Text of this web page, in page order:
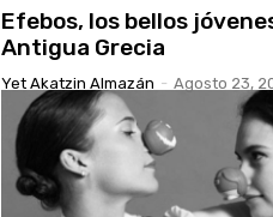
Efebos, los bellos
Antigua Grecia
Yet Akatzin Almazán - Agosto 23,